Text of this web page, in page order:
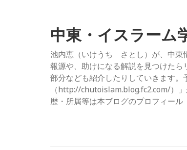
中東・イスラーム
池内恵（いけうち さとし）が、中東
報源や、助けになる解説を見つけた
部分なども紹介したりしていきます
（http://chutoislam.blog.fc2.com/）
歴・所属等は本ブログのプロフィー